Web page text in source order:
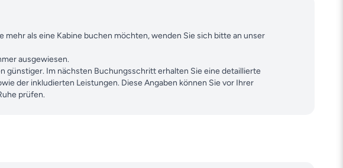
mehr als eine Kabine buchen möchten, wenden Sie sich bitte an unser
ausgewiesen.
günstiger. Im nächsten Buchungsschritt erhalten Sie eine detaillierte
der inkludierten Leistungen. Diese Angaben können Sie vor Ihrer
prüfen.